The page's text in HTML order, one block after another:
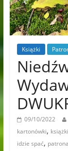
Książki
09/10/2022
kartonówki,
idzie spać,